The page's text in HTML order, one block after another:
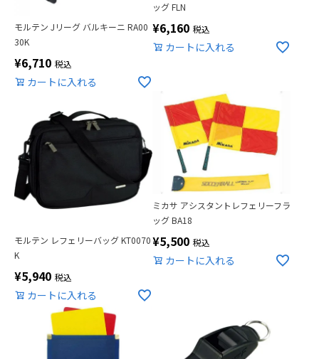
モルテン Jリーグ バルキーニ RA00
30K
¥6,710 税込
カートに入れる
ッグ FLN
¥6,160 税込
カートに入れる
モルテン レフェリーバッグ KT0070
K
¥5,940 税込
カートに入れる
ミカサ アシスタントレフェリーフラ
ッグ BA18
¥5,500 税込
カートに入れる